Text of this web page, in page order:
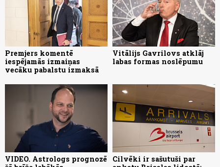
Premjers komentē
iespējamās izmaiņas
vecāku pabalstu izmaksā
Vitālijs Gavrilovs atklāj
labas formas noslēpumu
VIDEO. Astrologs prognozē
Cilvēki ir sašutuši par